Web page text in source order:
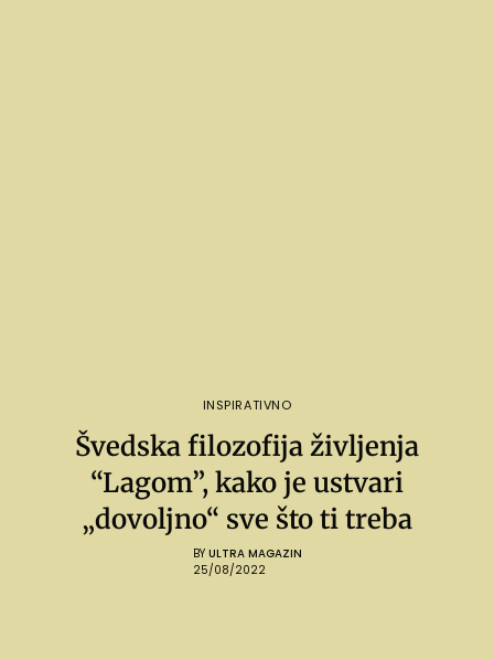
INSPIRATIVNO
Švedska filozofija življenja
“Lagom”, kako je ustvari
„dovoljno“ sve što ti treba
BY ULTRA MAGAZIN
25/08/2022